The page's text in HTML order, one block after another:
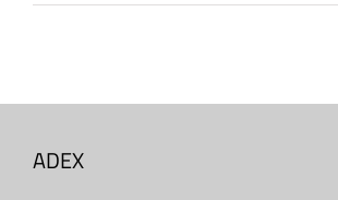
ADEX